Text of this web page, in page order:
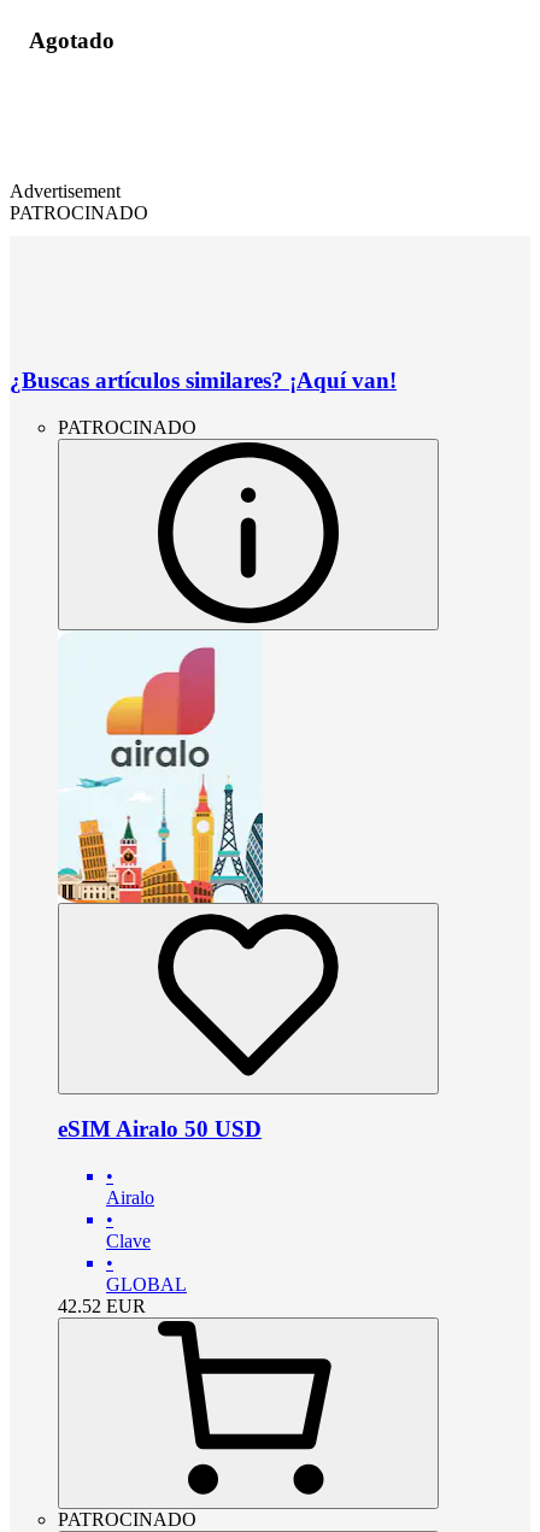
Agotado
Advertisement
PATROCINADO
¿Buscas artículos similares? ¡Aquí van!
PATROCINADO
eSIM Airalo 50 USD
•
Airalo
•
Clave
•
GLOBAL
42.52 EUR
PATROCINADO